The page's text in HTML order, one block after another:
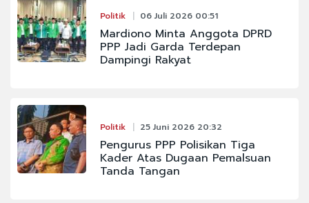
Politik 06 Juli 2026 00:51
Mardiono Minta Anggota DPRD
PPP Jadi Garda Terdepan
Dampingi Rakyat
Politik 25 Juni 2026 20:32
Pengurus PPP Polisikan Tiga
Kader Atas Dugaan Pemalsuan
Tanda Tangan